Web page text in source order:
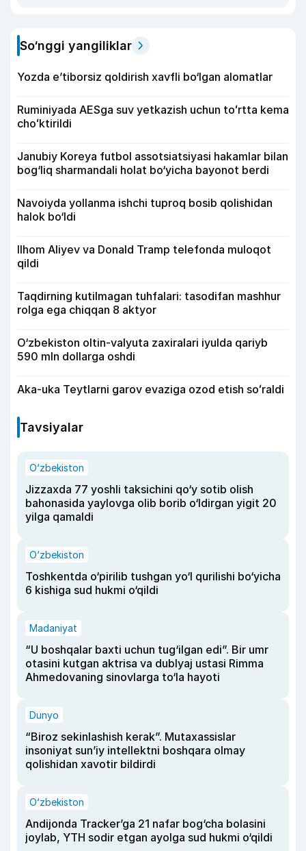
So‘nggi yangiliklar
Yozda e’tiborsiz qoldirish xavfli bo‘lgan alomatlar
Ruminiyada AESga suv yetkazish uchun toʻrtta kema
choʻktirildi
Janubiy Koreya futbol assotsiatsiyasi hakamlar bilan
bog‘liq sharmandali holat bo‘yicha bayonot berdi
Navoiyda yollanma ishchi tuproq bosib qolishidan
halok bo‘ldi
Ilhom Aliyev va Donald Tramp telefonda muloqot
qildi
Taqdirning kutilmagan tuhfalari: tasodifan mashhur
rolga ega chiqqan 8 aktyor
O‘zbekiston oltin-valyuta zaxiralari iyulda qariyb
590 mln dollarga oshdi
Aka-uka Teytlarni garov evaziga ozod etish soʻraldi
Tavsiyalar
O‘zbekiston
Jizzaxda 77 yoshli taksichini qo‘y sotib olish
bahonasida yaylovga olib borib o‘ldirgan yigit 20
yilga qamaldi
O‘zbekiston
Toshkentda o‘pirilib tushgan yo‘l qurilishi bo‘yicha
6 kishiga sud hukmi o‘qildi
Madaniyat
“U boshqalar baxti uchun tug‘ilgan edi”. Bir umr
otasini kutgan aktrisa va dublyaj ustasi Rimma
Ahmedovaning sinovlarga to‘la hayoti
Dunyo
“Biroz sekinlashish kerak”. Mutaxassislar
insoniyat sun’iy intellektni boshqara olmay
qolishidan xavotir bildirdi
O‘zbekiston
Andijonda Tracker’ga 21 nafar bog‘cha bolasini
joylab, YTH sodir etgan ayolga sud hukmi o‘qildi